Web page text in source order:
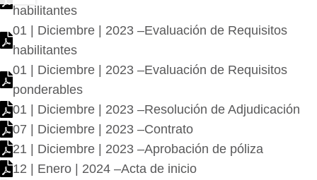
habilitantes
01 | Diciembre | 2023 –Evaluación de Requisitos
habilitantes
01 | Diciembre | 2023 –Evaluación de Requisitos
ponderables
01 | Diciembre | 2023 –Resolución de Adjudicación
07 | Diciembre | 2023 –Contrato
21 | Diciembre | 2023 –Aprobación de póliza
12 | Enero | 2024 –Acta de inicio